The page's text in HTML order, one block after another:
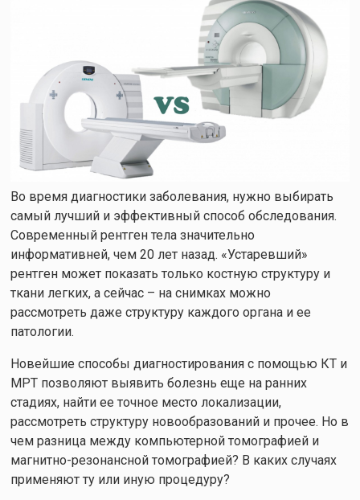
Во время диагностики заболевания, нужно выбирать
самый лучший и эффективный способ обследования.
Современный рентген тела значительно
информативней, чем 20 лет назад. «Устаревший»
рентген может показать только костную структуру и
ткани легких, а сейчас – на снимках можно
рассмотреть даже структуру каждого органа и ее
патологии.
Новейшие способы диагностирования с помощью КТ и
МРТ позволяют выявить болезнь еще на ранних
стадиях, найти ее точное место локализации,
рассмотреть структуру новообразований и прочее. Но в
чем разница между компьютерной томографией и
магнитно-резонансной томографией? В каких случаях
применяют ту или иную процедуру?